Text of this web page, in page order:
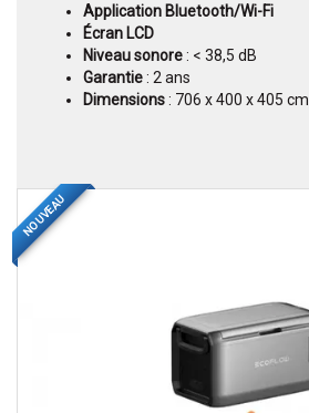
Application Bluetooth/Wi-Fi
Écran LCD
Niveau sonore: < 38,5 dB
Garantie: 2 ans
Dimensions: 706 x 400 x 405 cm
NOUVEAU